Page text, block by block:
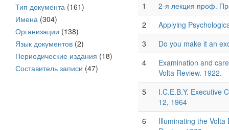
Тип документа (161)
Имена (304)
Организации (138)
Язык документов (2)
Периодические издания (18)
Составитель записи (47)
1
2-я лекция проф.
2
Applying
3
Do you make it an
4
Examination and
Volta Review. 1922.
5
I.C.E.B.Y. Executive
12, 1964
6
Illuminating the